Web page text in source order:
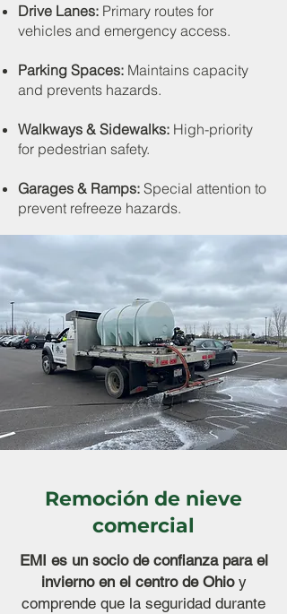
Drive Lanes: Primary routes for
vehicles and emergency access.
Parking Spaces: Maintains capacity
and prevents hazards.
Walkways & Sidewalks: High-priority
for pedestrian safety.
Garages & Ramps: Special attention to
prevent refreeze hazards.
Remoción de nieve
comercial
EMI es un socio de confianza para el
invierno en el centro de Ohioy
comprende que la seguridad durante